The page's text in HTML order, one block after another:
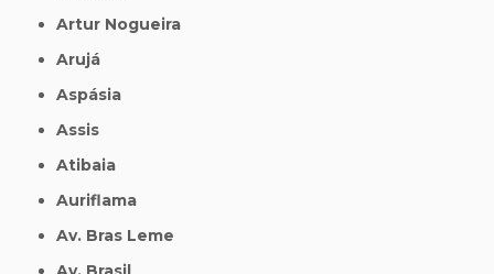
Artur Nogueira
Arujá
Aspásia
Assis
Atibaia
Auriflama
Av. Bras Leme